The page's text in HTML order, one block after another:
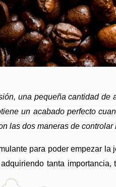
una pequeña cantidad de
un acabado perfecto
las dos maneras de
para poder empezar
tanta